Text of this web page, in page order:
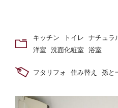
キッチン トイレ ナチュラ
洋室
洗面化粧室 浴室
フタリフォ 住み替え 孫と